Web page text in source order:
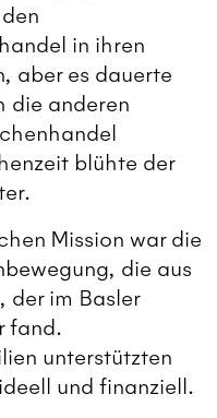
in ihren
aber es dauerte
die anderen
blühte der
Mission war die
die aus
der im Basler
fand.
unterstützten
und finanziell.